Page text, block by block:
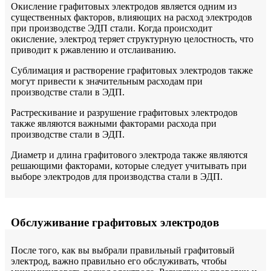
Окисление графитовых электродов является одним из
существенных факторов, влияющих на расход электродов
при производстве ЭДП стали. Когда происходит
окисление, электрод теряет структурную целостность, что
приводит к ржавлению и отслаиванию.
Сублимация и растворение графитовых электродов также
могут привести к значительным расходам при
производстве стали в ЭДП.
Растрескивание и разрушение графитовых электродов
также являются важными факторами расхода при
производстве стали в ЭДП.
Диаметр и длина графитового электрода также являются
решающими факторами, которые следует учитывать при
выборе электродов для производства стали в ЭДП.
Обслуживание графитовых электродов
После того, как вы выбрали правильный графитовый
электрод, важно правильно его обслуживать, чтобы